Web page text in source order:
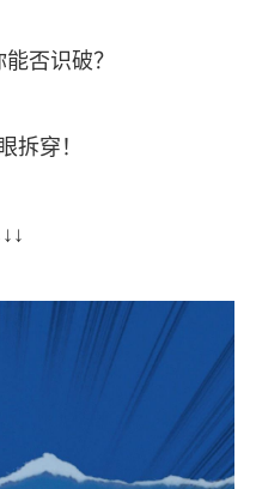
否识破？
拆穿！